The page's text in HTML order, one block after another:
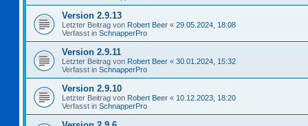
Version 2.9.13
Letzter Beitrag von Robert Beer « 29.05.2024, 18:08
Verfasst in SchnapperPro
Version 2.9.11
Letzter Beitrag von Robert Beer « 30.01.2024, 15:32
Verfasst in SchnapperPro
Version 2.9.10
Letzter Beitrag von Robert Beer « 10.12.2023, 18:20
Verfasst in SchnapperPro